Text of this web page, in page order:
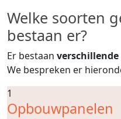
Welke soorten
bestaan er?
Er bestaan
We bespreken er
1
Opbouwpanelen